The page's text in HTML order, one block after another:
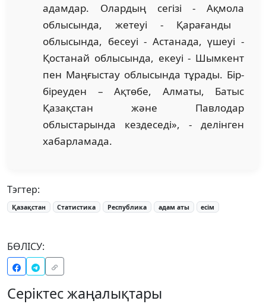
адамдар. Олардың сегізі - Ақмола
облысында, жетеуі - Қарағанды ​​
облысында, бесеуі - Астанада, үшеуі -
Қостанай облысында, екеуі - Шымкент
пен Маңғыстау облысында тұрады. Бір-
біреуден – Ақтөбе, Алматы, Батыс
Қазақстан және Павлодар
облыстарында кездеседі», - делінген
хабарламада.
Тэгтер:
Қазақстан Статистика Республика адам аты есім
БӨЛІСУ:
Серіктес жаңалықтары